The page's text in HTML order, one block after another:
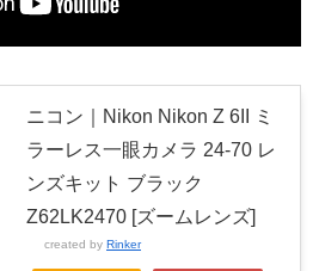
ニコン｜Nikon Nikon Z 6II ミ
ラーレス一眼カメラ 24-70 レ
ンズキット ブラック
Z62LK2470 [ズームレンズ]
created by Rinker